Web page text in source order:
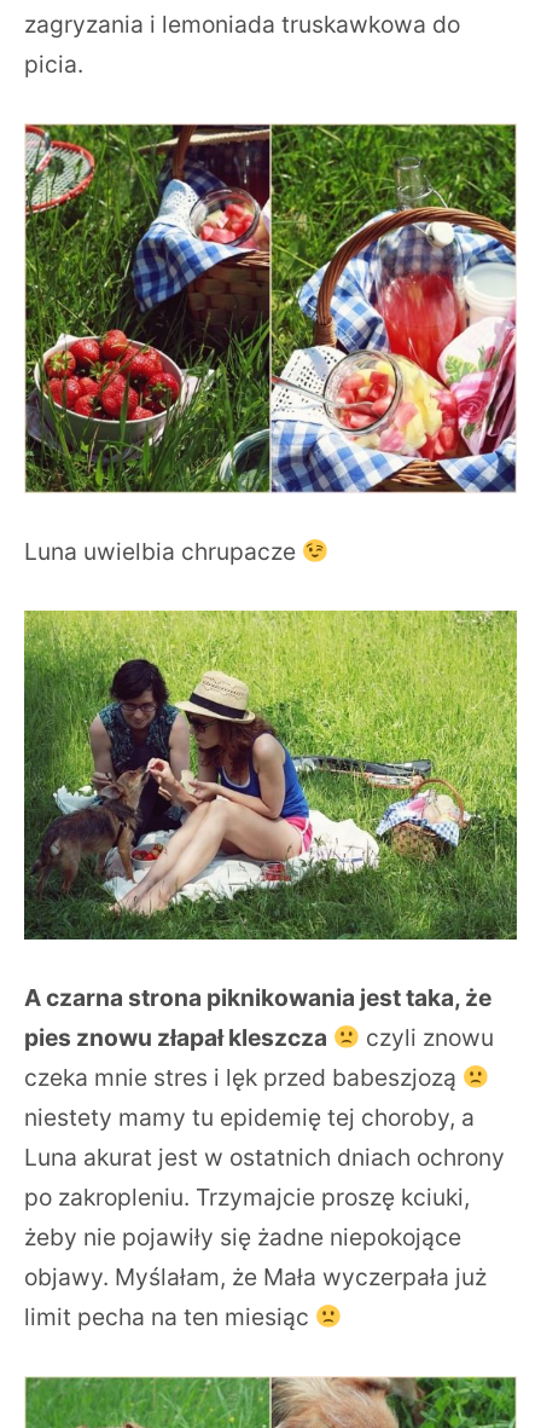
zagryzania i lemoniada truskawkowa do
picia.
Luna uwielbia chrupacze
A czarna strona piknikowania jest taka, że
pies znowu złapał kleszcza
czyli znowu
czeka mnie stres i lęk przed babeszjozą
niestety mamy tu epidemię tej choroby, a
Luna akurat jest w ostatnich dniach ochrony
po zakropleniu. Trzymajcie proszę kciuki,
żeby nie pojawiły się żadne niepokojące
objawy. Myślałam, że Mała wyczerpała już
limit pecha na ten miesiąc